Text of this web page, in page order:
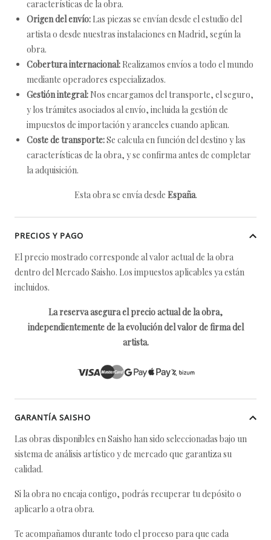
características de la obra.
Origen del envío: Las piezas se envían desde el estudio del
artista o desde nuestras instalaciones en Madrid, según la
obra.
Cobertura internacional: Realizamos envíos a todo el mundo
mediante operadores especializados.
Gestión integral: Nos encargamos del transporte, el seguro,
y los trámites asociados al envío, incluida la gestión de
impuestos de importación y aranceles cuando aplican.
Coste de transporte:Se calcula en función del destino y las
características de la obra, y se confirma antes de completar
la adquisición.
Esta obra se envía desde España.
PRECIOS Y PAGO
El precio mostrado corresponde al valor actual de la obra
dentro del Mercado Saisho. Los impuestos aplicables ya están
incluidos.
La reserva asegura el precio actual de la obra,
independientemente de la evolución del valor de firma del
artista.
GARANTÍA SAISHO
Las obras disponibles en Saisho han sido seleccionadas bajo un
sistema de análisis artístico y de mercado que garantiza su
calidad.
Si la obra no encaja contigo, podrás recuperar tu depósito o
aplicarlo a otra obra.
Te acompañamos durante todo el proceso para que cada